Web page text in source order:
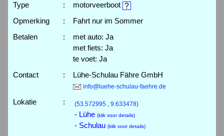
Type
:
motorveerboot
Opmerking
:
Fahrt nur im Sommer
Betalen
:
met auto: Ja
met fiets: Ja
te voet: Ja
Contact
: Lühe-Schulau Fähre GmbH
info@luehe-schulau-faehre.de
Lokatie : (53.572995 , 9.633478)
- Lühe (klik voor details)
- Schulau (klik voor details)